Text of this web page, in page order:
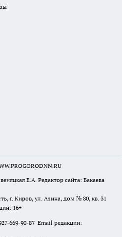
Е.А. Редактор сайта: Бакаева
г. Киров, ул. Азина, дом № 80, кв. 31
16+
669-90-87 Email редакции: